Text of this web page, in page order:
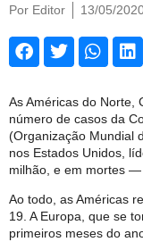
Por Editor 13/05/
As Américas do Norte,
número de casos da
(Organização Mundial
nos Estados Unidos,
milhão, e em mortes —
Ao todo, as Américas
19. A Europa, que se
primeiros meses do